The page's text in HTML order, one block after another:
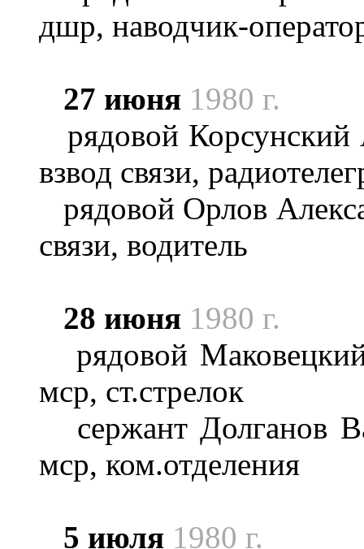
дшр, наводчик-
27 июня 1980 г.
рядовой Корсунский
взвод связи,
рядовой Орлов
связи, водитель
28 июня 1980 г.
рядовой
мср, ст.стрелок
сержант Долганов
мср, ком.отделения
5 июля 1980 г.